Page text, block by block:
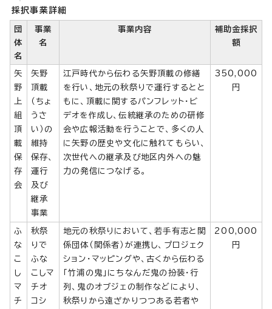
採択事業詳細
団
体
名
事業
名
事業内容
補助金採択
額
矢
野
上
組
頂
載
保
存
会
矢野
頂載
（ちょ
うさ
い）の
維持
保存、
運行
及び
継承
事業
江戸時代から伝わる矢野頂載の修繕
を行い、地元の秋祭りで運行するとと
もに、頂載に関するパンフレット・ビ
デオを作成し、伝統継承のための研修
会や広報活動を行うことで、多くの人
に矢野の歴史や文化に触れてもらい、
次世代への継承及び地区内外への魅
力の発信につなげる。
350,000
円
ふ
な
こ
し
マ
チ
秋祭
りで
ふな
こしマ
チオ
コシ
地元の秋祭りにおいて、若手有志と関
係団体（関係者）が連携し、プロジェク
ション・マッピングや、古くから伝わる
「竹浦の鬼」にちなんだ鬼の扮装・行
列、鬼のオブジェの制作などにより、
秋祭りから遠ざかりつつある若者や
200,000
円